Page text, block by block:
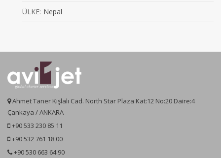
ÜLKE: Nepal
Ahmet Taner Kışlalı Cad. North Star Plaza Kat:12 No:20 Daire:4
Çankaya / ANKARA
+90 533 230 85 11
+90 532 761 18 00
+90 530 663 64 90